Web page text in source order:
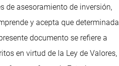
de asesoramiento de inversión,
y acepta que determinada
documento se refiere a
en virtud de la Ley de Valores,